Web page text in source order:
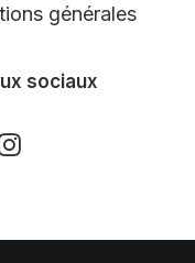
générales
sociaux